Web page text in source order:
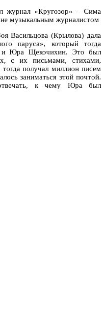
журнал «Кругозор» – Сима
музыкальным журналистом
Васильцова (Крылова) дала
паруса», который тогда
и Юра Щекочихин. Это был
с их письмами, стихами,
получал миллион писем
заниматься этой почтой.
к чему Юра был